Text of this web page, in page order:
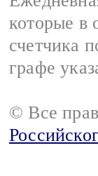
которые в
счетчика
графе
© Все